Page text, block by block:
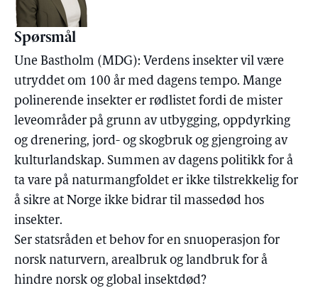
Spørsmål
Une Bastholm (MDG): Verdens insekter vil være
utryddet om 100 år med dagens tempo. Mange
polinerende insekter er rødlistet fordi de mister
leveområder på grunn av utbygging, oppdyrking
og drenering, jord- og skogbruk og gjengroing av
kulturlandskap. Summen av dagens politikk for å
ta vare på naturmangfoldet er ikke tilstrekkelig for
å sikre at Norge ikke bidrar til massedød hos
insekter.
Ser statsråden et behov for en snuoperasjon for
norsk naturvern, arealbruk og landbruk for å
hindre norsk og global insektdød?